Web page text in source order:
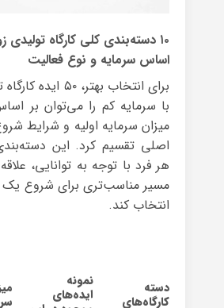
۱۰ دسته‌بندی کلی کارگاه تولیدی
اساس سرمایه و نوع فعالیت
برای انتخاب بهتر،
با سرمایه کم را می‌توان بر
میزان سرمایه اولیه و شرایط
اصلی تقسیم کرد. این
هر فرد با توجه به توانایی،
مسیر مناسب‌تری برای شروع یک
انتخاب کند.
دسته
کارگاه‌های
نمونه
ایده‌های